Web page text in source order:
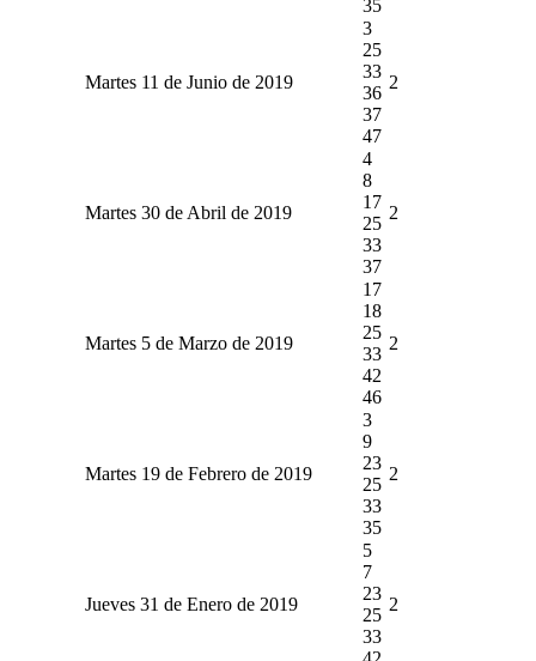
35
Martes 11 de Junio de 2019
3
25
33
36
37
47
2
Martes 30 de Abril de 2019
4
8
17
25
33
37
2
Martes 5 de Marzo de 2019
17
18
25
33
42
46
2
Martes 19 de Febrero de 2019
3
9
23
25
33
35
2
Jueves 31 de Enero de 2019
5
7
23
25
33
2